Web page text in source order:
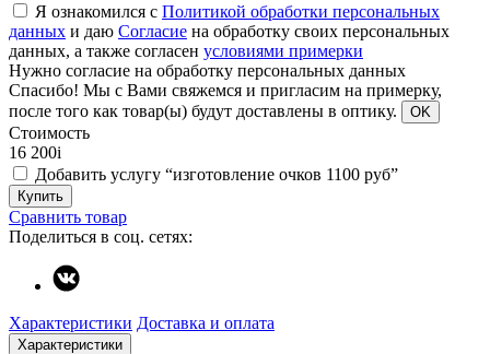
Я ознакомился с Политикой обработки персональных
данных и даю Согласие на обработку своих персональных
данных, а также согласен условиями примерки
Нужно согласие на обработку персональных данных
Спасибо! Мы с Вами свяжемся и пригласим на примерку,
после того как товар(ы) будут доставлены в оптику.
OK
Стоимость
16 200i
Добавить услугу “изготовление очков 1100 руб”
Купить
Сравнить товар
Поделиться в соц. сетях:
Характеристики Доставка и оплата
Характеристики